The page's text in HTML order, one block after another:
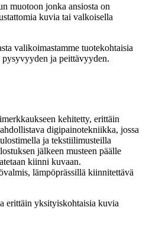
muotoon jonka ansiosta on
kuvia tai valkoisella
valikoimastamme tuotekohtaisia
ja peittävyyden.
kehitetty, erittäin
digipainotekniikka, jossa
ja tekstiilimusteilla
jälkeen musteen päälle
kiinni kuvaan.
lämpöprässillä kiinnitettävä
erittäin yksityiskohtaisia kuvia